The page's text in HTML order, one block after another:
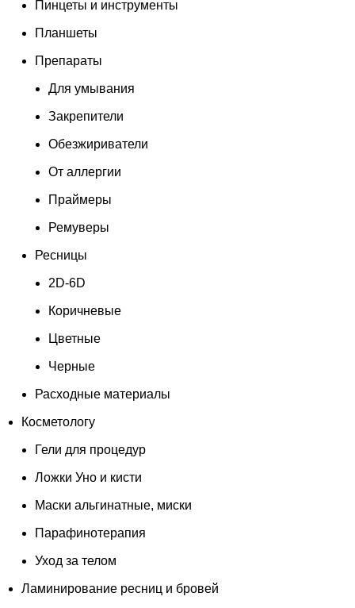
Пинцеты и инструменты
Планшеты
Препараты
Для умывания
Закрепители
Обезжириватели
От аллергии
Праймеры
Ремуверы
Ресницы
2D-6D
Коричневые
Цветные
Черные
Расходные материалы
Косметологу
Гели для процедур
Ложки Уно и кисти
Маски альгинатные, миски
Парафинотерапия
Уход за телом
Ламинирование ресниц и бровей